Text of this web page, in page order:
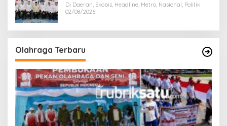
Di Daerah, Ekobis, Headline, Metro, Nasional, Politik
02/08/2026
Olahraga Terbaru